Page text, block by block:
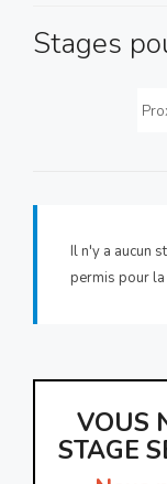
Stages
Il n'y a aucun
permis pour la
VOUS
STAGE